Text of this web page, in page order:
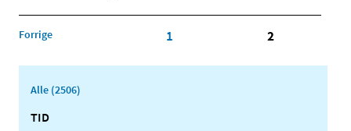
Forrige 1 2
Alle (2506)
TID